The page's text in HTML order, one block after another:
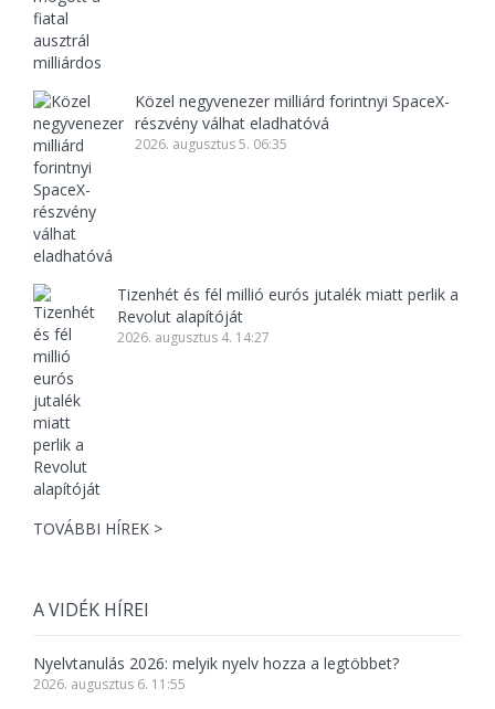
Közel negyvenezer milliárd forintnyi SpaceX-
részvény válhat eladhatóvá
2026. augusztus 5. 06:35
Tizenhét és fél millió eurós jutalék miatt perlik a
Revolut alapítóját
2026. augusztus 4. 14:27
TOVÁBBI HÍREK >
A VIDÉK HÍREI
Nyelvtanulás 2026: melyik nyelv hozza a legtöbbet?
2026. augusztus 6. 11:55